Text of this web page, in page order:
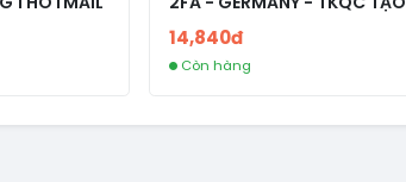
TRÊN 3 NGÀY - LIVE ADS -
fviainboxes.com - CLONE
NEW KHÔNG BẢO HÀNH
14,840đ
Còn hàng